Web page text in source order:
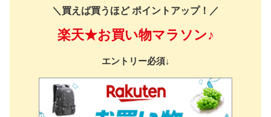
＼買えば買うほど ポイントアップ！／
楽天★お買い物マラソン♪
エントリー必須↓